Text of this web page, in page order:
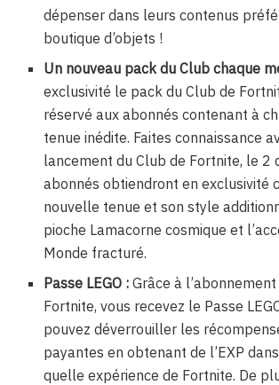
dépenser dans leurs contenus
boutique d’objets !
Un nouveau pack du Club chaque
exclusivité le pack du Club de
réservé aux abonnés contenant à
tenue inédite. Faites connaissance
lancement du Club de Fortnite, le 2
abonnés obtiendront en exclusivité
nouvelle tenue et son style
pioche Lamacorne cosmique et
Monde fracturé.
Passe LEGO : Grâce à
Fortnite, vous recevez le Passe
pouvez déverrouiller les
payantes en obtenant de l’EXP
quelle expérience de Fortnite. De